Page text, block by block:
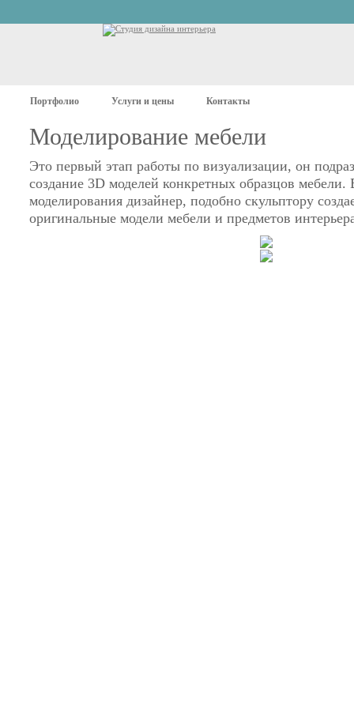
Портфолио Услуги и цены Контакты
Моделирование мебели
Это первый этап работы по визуализации, он
создание 3D моделей конкретных образцов мебели.
моделирования дизайнер, подобно скульптору
оригинальные модели мебели и предметов